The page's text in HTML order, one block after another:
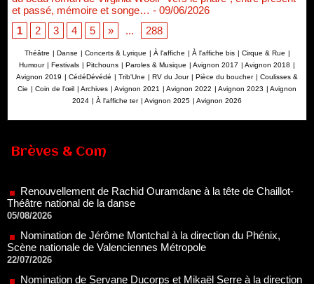
et passé, mémoire et songe… - 09/06/2026
1
2 3 4 5 » ... 288
Théâtre Danse Concerts & Lyrique À l'affiche À l'affiche bis Cirque & Rue
Humour
Festivals Pitchouns Paroles & Musique Avignon 2017 Avignon 2018
Avignon 2019
CédéDévédé Trib'Une RV du Jour Pièce du boucher
Coulisses &
Cie
Coin de l’œil Archives Avignon 2021 Avignon 2022 Avignon 2023
Avignon
2024
À l'affiche ter Avignon 2025 Avignon 2026
Brèves & Com
Renouvellement de Rachid Ouramdane à la tête de Chaillot-
Théâtre national de la danse
Nomination de Jérôme Montchal à la direction du Phénix,
Scène nationale de Valenciennes Métropole
22/07/2026
Nomination de Servane Ducorps et Mikaël Serre à la direction
de la Comédie de Colmar - Centre Dramatique National Grand
Est Alsace
07/07/2026